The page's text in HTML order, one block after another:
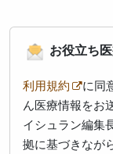
お役立ち
利用規約
に同
ん医療情報をお
イシュラン編集
拠に基づきなが